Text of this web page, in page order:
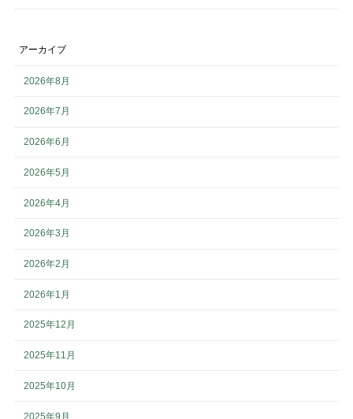
アーカイブ
2026年8月
2026年7月
2026年6月
2026年5月
2026年4月
2026年3月
2026年2月
2026年1月
2025年12月
2025年11月
2025年10月
2025年9月